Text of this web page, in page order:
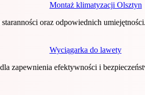
Montaż klimatyzacji Olsztyn
oraz odpowiednich
Wyciągarka do lawety
zapewnienia efektywności i